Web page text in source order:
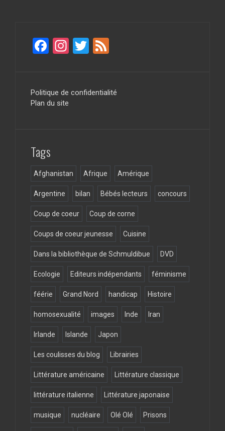
F
b
o
In
gr
T
er
Politique de confidentialité
Plan du site
Tags
Afghanistan Afrique Amérique
Argentine bilan Bébés lecteurs concours
Coup de coeur Coup de corne
Coups de coeur jeunesse Cuisine
Dans la bibliothèque de Schmuldibue DVD
Ecologie Editeurs indépendants féminisme
féérie Grand Nord handicap Histoire
homosexualité images Inde Iran
Irlande Islande Japon
Les coulisses du blog Librairies
Littérature américaine Littérature classique
littérature italienne Littérature japonaise
musique nucléaire Olé Olé Prisons